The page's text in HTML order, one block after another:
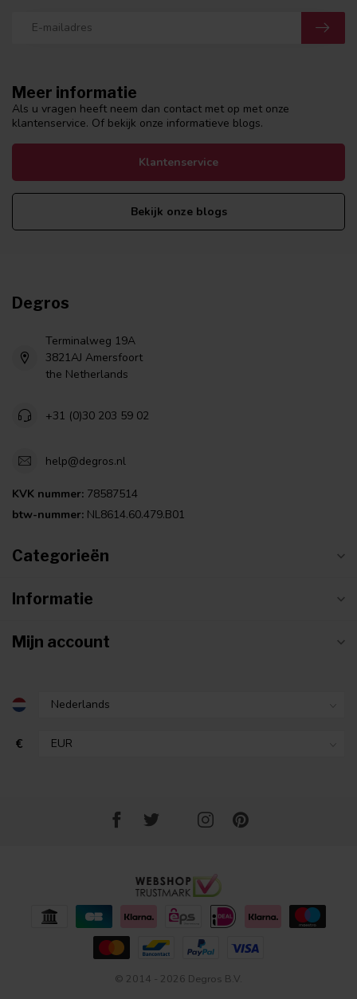
Meer informatie
Als u vragen heeft neem dan contact met op met onze
klantenservice. Of bekijk onze informatieve blogs.
Klantenservice
Bekijk onze blogs
Degros
Terminalweg 19A
3821AJ Amersfoort
the Netherlands
+31 (0)30 203 59 02
help@degros.nl
KVK nummer: 78587514
btw-nummer: NL8614.60.479.B01
Categorieën
Informatie
Mijn account
€
© 2014 - 2026 Degros B.V.